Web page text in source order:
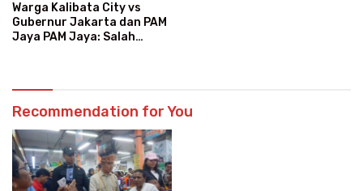
Warga Kalibata City vs
Gubernur Jakarta dan PAM
Jaya PAM Jaya: Salah
Recommendation for You